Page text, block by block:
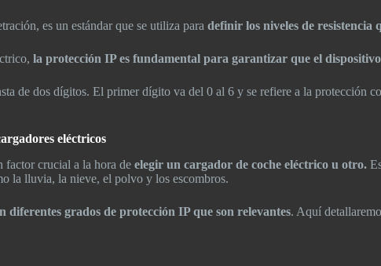
es un estándar que se utiliza para definir los niveles de
la protección IP es fundamental para garantizar que el
de dos dígitos. El primer dígito va del 0 al 6 y se refiere a la protección
eléctricos
factor crucial a la hora de elegir un cargador de coche eléctrico u otro.
la lluvia, la nieve, el polvo y los escombros.
diferentes grados de protección IP que son relevantes. Aquí